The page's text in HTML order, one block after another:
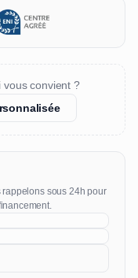
vous convient ?
sous 24h pour